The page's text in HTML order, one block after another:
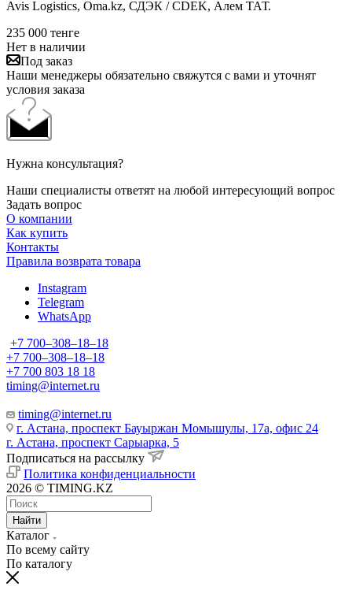
Avis Logistics, Oma.kz, СДЭК / CDEK, Алем ТАТ.
235 000 тенге
Нет в наличии
Под заказ
Наши менеджеры обязательно свяжутся с вами и уточнят
условия заказа
Нужна консультация?
Наши специалисты ответят на любой интересующий вопрос
Задать вопрос
О компании
Как купить
Контакты
Правила возврата товара
Instagram
Telegram
WhatsApp
+7 700‒308‒18‒18
+7 700‒308‒18‒18
+7 700 803 18 18
timing@internet.ru
timing@internet.ru
г. Астана, проспект Бауыржан Момышулы, 17а, офис 24
г. Астана, проспект Сарыарка, 5
Подписаться на рассылку
Политика конфиденциальности
2026 © TIMING.KZ
Найти
Каталог
По всему сайту
По каталогу